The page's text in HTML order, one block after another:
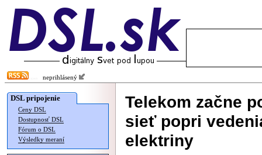
neprihlásený
DSL pripojenie
Ceny DSL
Dostupnosť DSL
Fórum o DSL
Výsledky meraní
Telekom začne
sieť popri
elektriny